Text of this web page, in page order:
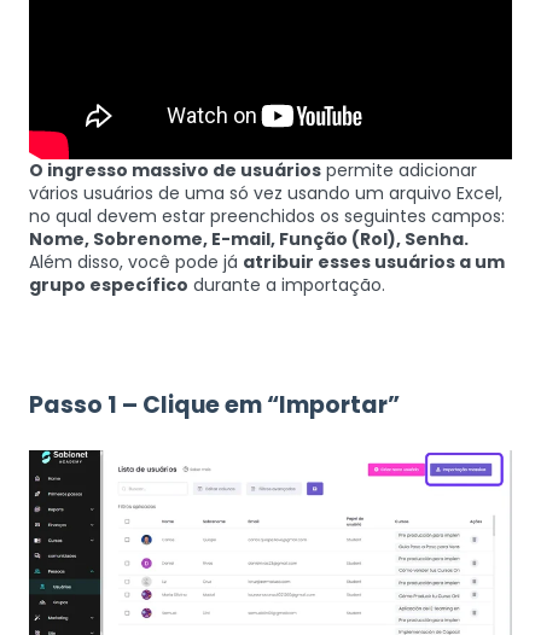
O ingresso massivo de usuários permite adicionar
vários usuários de uma só vez usando um arquivo Excel,
no qual devem estar preenchidos os seguintes campos:
Nome, Sobrenome, E-mail, Função (Rol), Senha.
Além disso, você pode já atribuir esses usuários a um
grupo específico durante a importação.
Passo 1 – Clique em “Importar”